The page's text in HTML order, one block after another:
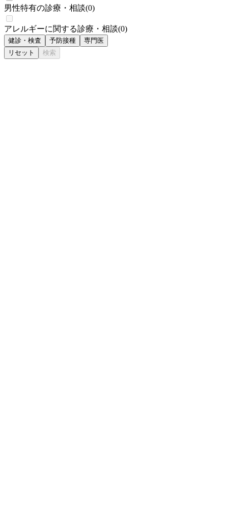
男性特有の診療・相談(0)
アレルギーに関する診療・相談(0)
健診・検査 予防接種
専門医
リセット
検索